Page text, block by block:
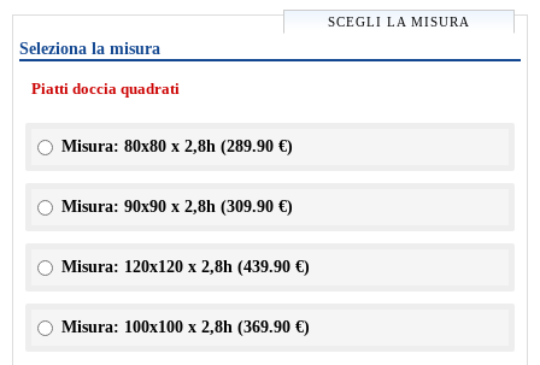
SCEGLI LA MISURA
Seleziona la misura
Piatti doccia quadrati
Misura: 80x80 x 2,8h (289.90 €)
Misura: 90x90 x 2,8h (309.90 €)
Misura: 120x120 x 2,8h (439.90 €)
Misura: 100x100 x 2,8h (369.90 €)